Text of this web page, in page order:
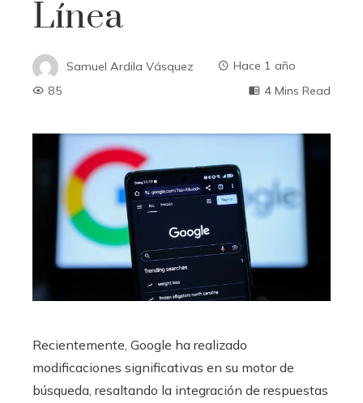
Línea
Samuel Ardila Vásquez
Hace 1 año
85
4 Mins Read
Recientemente, Google ha realizado
modificaciones significativas en su motor de
búsqueda, resaltando la integración de respuestas